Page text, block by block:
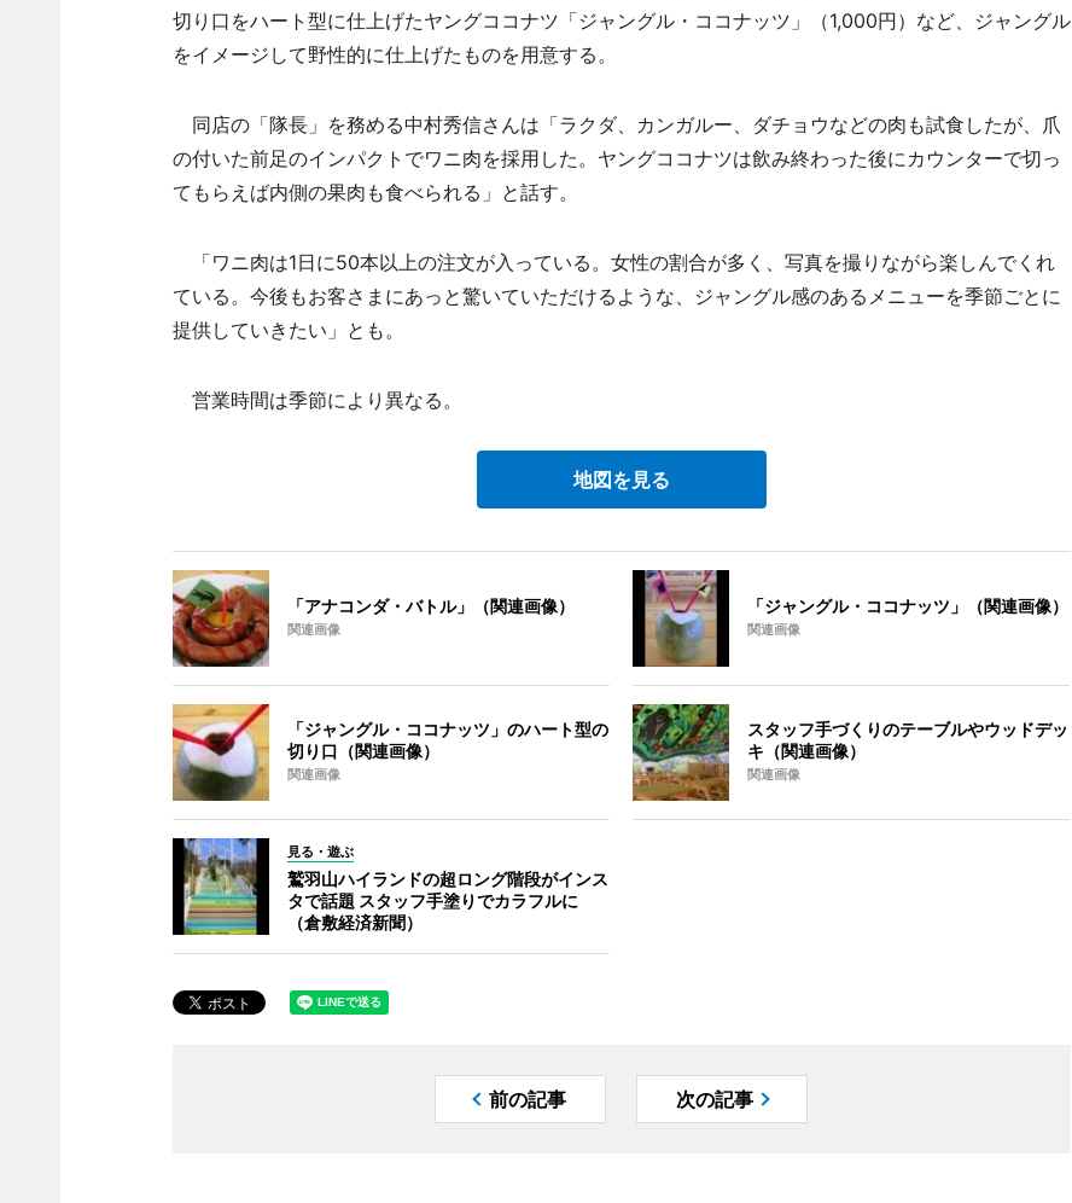
切り口をハート型に仕上げたヤングココナツ「ジャングル・ココナッツ」（1,000円）など、ジャングル
をイメージして野性的に仕上げたものを用意する。
同店の「隊長」を務める中村秀信さんは「ラクダ、カンガルー、ダチョウなどの肉も試食したが、爪
の付いた前足のインパクトでワニ肉を採用した。ヤングココナツは飲み終わった後にカウンターで切っ
てもらえば内側の果肉も食べられる」と話す。
「ワニ肉は1日に50本以上の注文が入っている。女性の割合が多く、写真を撮りながら楽しんでくれ
ている。今後もお客さまにあっと驚いていただけるような、ジャングル感のあるメニューを季節ごとに
提供していきたい」とも。
営業時間は季節により異なる。
地図を見る
「アナコンダ・バトル」（関連画像）
関連画像
「ジャングル・ココナッツ」（関連画像）
関連画像
「ジャングル・ココナッツ」のハート型の
切り口（関連画像）
関連画像
スタッフ手づくりのテーブルやウッドデッ
キ（関連画像）
関連画像
見る・遊ぶ
鷲羽山ハイランドの超ロング階段がインス
タで話題 スタッフ手塗りでカラフルに
（倉敷経済新聞）
前の記事 次の記事